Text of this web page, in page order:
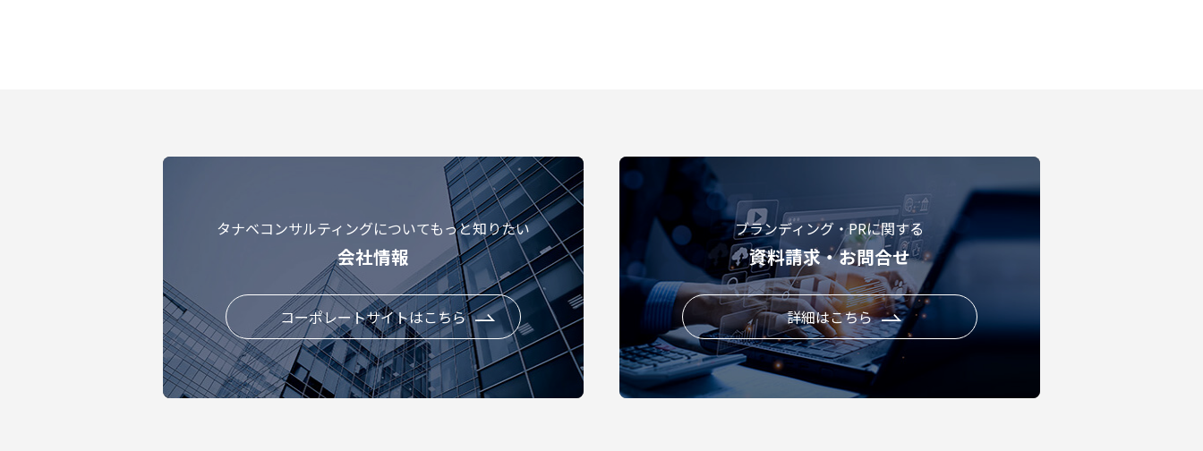
タナベコンサルティングについてもっと知りたい
会社情報
コーポレートサイトはこちら
ブランディング・PRに関する
資料請求・お問合せ
詳細はこちら